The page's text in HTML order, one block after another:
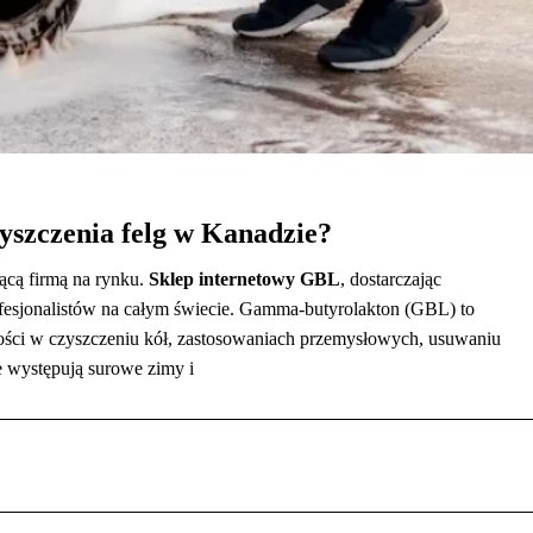
felg w Kanadzie?
firmą na rynku. Sklep internetowy GBL, dostarczając
na całym świecie. Gamma-butyrolakton (GBL) to
w czyszczeniu kół, zastosowaniach przemysłowych, usuwaniu
surowe zimy i